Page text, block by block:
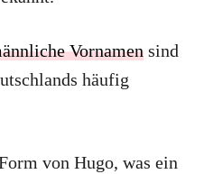
Vornamen sind
häufig
von Hugo, was ein